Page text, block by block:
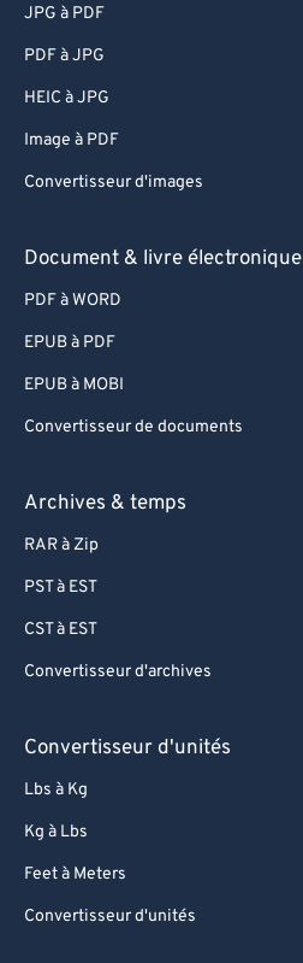
JPG à PDF
PDF à JPG
HEIC à JPG
Image à PDF
Convertisseur d'images
Document & livre électronique
PDF à WORD
EPUB à PDF
EPUB à MOBI
Convertisseur de documents
Archives & temps
RAR à Zip
PST à EST
CST à EST
Convertisseur d'archives
Convertisseur d'unités
Lbs à Kg
Kg à Lbs
Feet à Meters
Convertisseur d'unités